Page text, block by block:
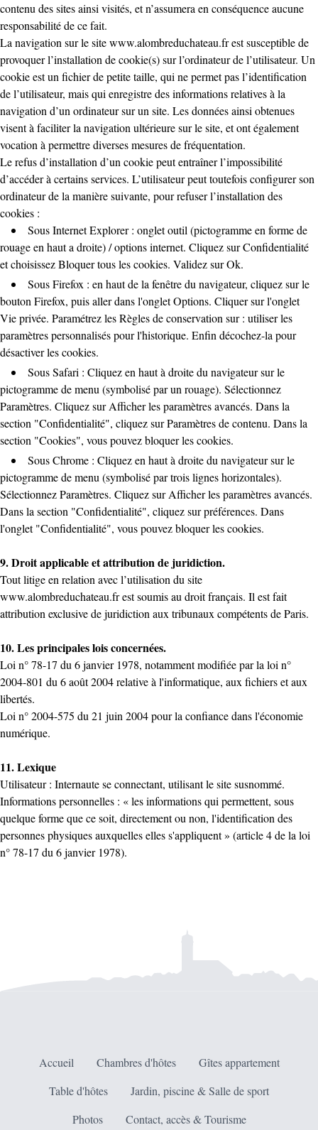
contenu des sites ainsi visités, et n’assumera en conséquence aucune
responsabilité de ce fait.
La navigation sur le sitewww.alombreduchateau.frest susceptible de
provoquer l’installation de cookie(s) sur l’ordinateur de l’utilisateur. Un
cookie est un fichier de petite taille, qui ne permet pas l’identification
de l’utilisateur, mais qui enregistre des informations relatives à la
navigation d’un ordinateur sur un site. Les données ainsi obtenues
visent à faciliter la navigation ultérieure sur le site, et ont également
vocation à permettre diverses mesures de fréquentation.
Le refus d’installation d’un cookie peut entraîner l’impossibilité
d’accéder à certains services. L’utilisateur peut toutefois configurer son
ordinateur de la manière suivante, pour refuser l’installation des
cookies :
Sous Internet Explorer : onglet outil (pictogramme en forme de
rouage en haut a droite) / options internet. Cliquez sur Confidentialité
et choisissez Bloquer tous les cookies. Validez sur Ok.
Sous Firefox : en haut de la fenêtre du navigateur, cliquez sur le
bouton Firefox, puis aller dans l'onglet Options. Cliquer sur l'onglet
Vie privée. Paramétrez les Règles de conservation sur : utiliser les
paramètres personnalisés pour l'historique. Enfin décochez-la pour
désactiver les cookies.
Sous Safari : Cliquez en haut à droite du navigateur sur le
pictogramme de menu (symbolisé par un rouage). Sélectionnez
Paramètres. Cliquez sur Afficher les paramètres avancés. Dans la
section "Confidentialité", cliquez sur Paramètres de contenu. Dans la
section "Cookies", vous pouvez bloquer les cookies.
Sous Chrome : Cliquez en haut à droite du navigateur sur le
pictogramme de menu (symbolisé par trois lignes horizontales).
Sélectionnez Paramètres. Cliquez sur Afficher les paramètres avancés.
Dans la section "Confidentialité", cliquez sur préférences. Dans
l'onglet "Confidentialité", vous pouvez bloquer les cookies.
9. Droit applicable et attribution de juridiction.
Tout litige en relation avec l’utilisation du site
www.alombreduchateau.frest soumis au droit français. Il est fait
attribution exclusive de juridiction aux tribunaux compétents de Paris.
10. Les principales lois concernées.
Loi n° 78-17 du 6 janvier 1978, notamment modifiée par la loi n°
2004-801 du 6 août 2004 relative à l'informatique, aux fichiers et aux
libertés.
Loi n° 2004-575 du 21 juin 2004 pour la confiance dans l'économie
numérique.
11. Lexique
Utilisateur : Internaute se connectant, utilisant le site susnommé.
Informations personnelles : « les informations qui permettent, sous
quelque forme que ce soit, directement ou non, l'identification des
personnes physiques auxquelles elles s'appliquent » (article 4 de la loi
n° 78-17 du 6 janvier 1978).
Accueil Chambres d'hôtes
Gîtes appartement
Table d'hôtes
Jardin, piscine & Salle de sport
Photos
Contact, accès & Tourisme